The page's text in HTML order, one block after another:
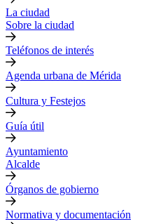
La ciudad
Sobre la ciudad
Teléfonos de interés
Agenda urbana de Mérida
Cultura y Festejos
Guía útil
Ayuntamiento
Alcalde
Órganos de gobierno
Normativa y documentación